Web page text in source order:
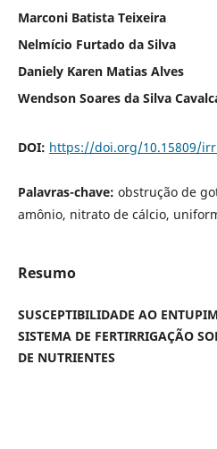
Marconi Batista Teixeira
Nelmício Furtado da Silva
Daniely Karen Matias Alves
Wendson Soares da Silva
DOI: https://doi.org/10.15809/
Palavras-chave: obstrução de
amônio, nitrato de cálcio,
Resumo
SUSCEPTIBILIDADE AO
SISTEMA DE FERTIRRIGAÇÃO
DE NUTRIENTES